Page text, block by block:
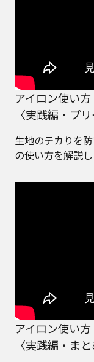
アイロン使い方
〈実践編・プ
生地のテカりを
の使い方を解説し
アイロン使い方
〈実践編・まと